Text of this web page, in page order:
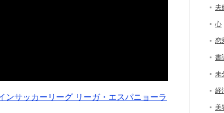
ンサッカーリーグ リーガ・エスパニョーラ
夫
心
恋
書
未
経
美